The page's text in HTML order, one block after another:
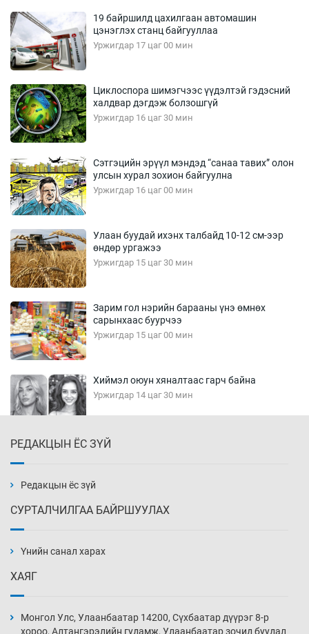
19 байршилд цахилгаан автомашин
цэнэглэх станц байгууллаа
Уржигдар 17 цаг 00 мин
Циклоспора шимэгчээс үүдэлтэй гэдэсний
халдвар дэгдэж болзошгүй
Уржигдар 16 цаг 30 мин
Сэтгэцийн эрүүл мэндэд “санаа тавих” олон
улсын хурал зохион байгуулна
Уржигдар 16 цаг 00 мин
Улаан буудай ихэнх талбайд 10-12 см-ээр
өндөр ургажээ
Уржигдар 15 цаг 30 мин
Зарим гол нэрийн барааны үнэ өмнөх
сарынхаас буурчээ
Уржигдар 15 цаг 00 мин
Хиймэл оюун хяналтаас гарч байна
Уржигдар 14 цаг 30 мин
Уржигдар 14 цаг 00 мин
нэмэгджээ
Уржигдар 13 цаг 30 мин
РЕДАКЦЫН ЁС ЗҮЙ
Редакцын ёс зүй
СУРТАЛЧИЛГАА БАЙРШУУЛАХ
Үнийн санал харах
ХАЯГ
Монгол Улс, Улаанбаатар 14200, Сүхбаатар дүүрэг 8-р
хороо, Алтангэрэлийн гудамж, Улаанбаатар зочид буудал